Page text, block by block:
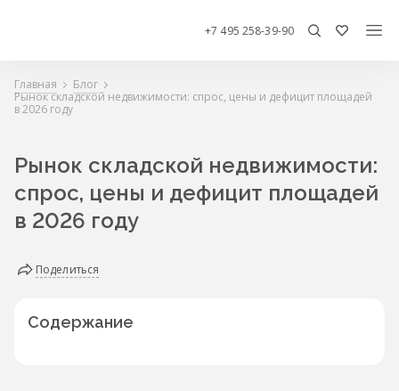
+7 495 258-39-90
Главная
Блог
Рынок складской недвижимости: спрос, цены и дефицит площадей
в 2026 году
Рынок складской недвижимости:
спрос, цены и дефицит площадей
в 2026 году
Поделиться
Содержание